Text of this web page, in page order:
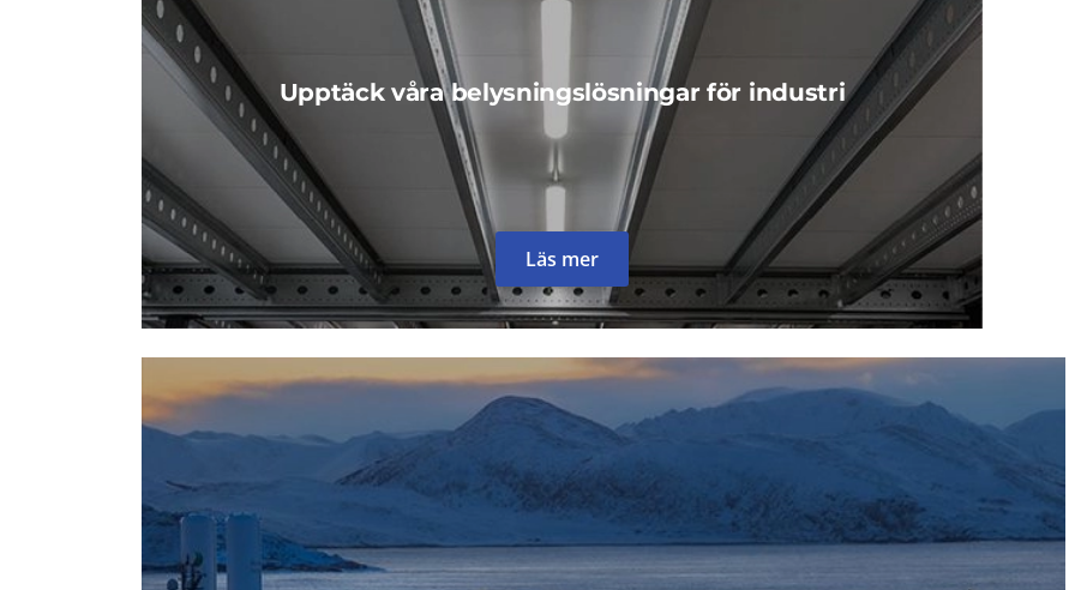
Läs mer
Upptäck våra belysningslösningar för industri